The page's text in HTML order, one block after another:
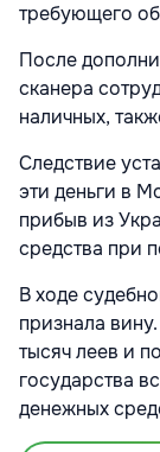
требующего
После
сканера
наличных,
Следствие
эти деньги в
прибыв из
средства при
В ходе
признала
тысяч леев и
государства
денежных